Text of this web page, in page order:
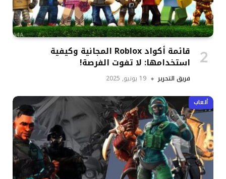
قائمة أكواد Roblox المجانية وكيفية
استخدامها: لا تفوت الفرصة!
فريق التحرير 19 يونيو, 2025
ألعاب